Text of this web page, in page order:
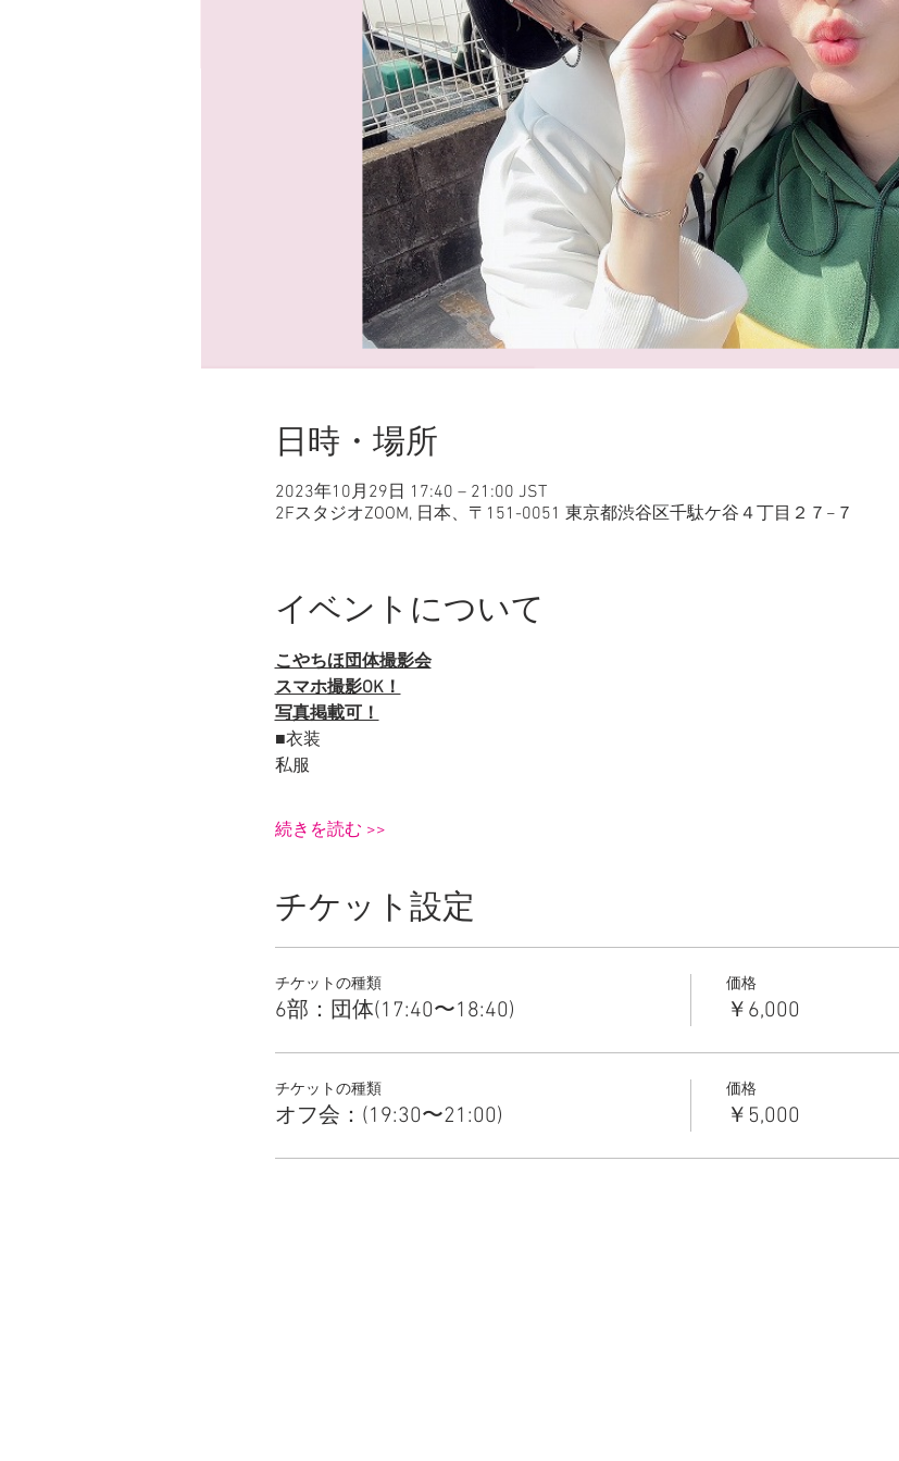
日時・場所
2023年10月29日 17:40 – 21:00 JST
2FスタジオZOOM, 日本、〒151-0051 東京都渋谷区千駄ケ谷４丁目２７−７
イベントについて
こやちほ団体撮影会
スマホ撮影OK！
写真掲載可！
■衣装
私服
続きを読む >>
チケット設定
チケットの種類
6部：団体(17:40〜18:40)
価格
￥6,000
チケットの種類
オフ会：(19:30〜21:00)
価格
￥5,000